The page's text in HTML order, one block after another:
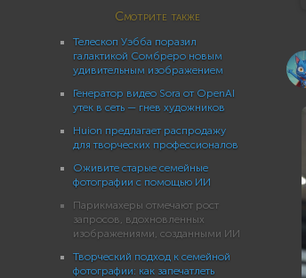
Смотрите также
Телескоп Уэбба поразил
галактикой Сомбреро новым
удивительным изображением
Генератор видео Sora от OpenAI
утек в сеть — гнев художников
Huion предлагает распродажу
для творческих профессионалов
Оживите старые семейные
фотографии с помощью ИИ
Парикмахеры отмечают рост
запросов, вдохновленных
изображениями, созданными ИИ
Творческий подход к семейной
фотографии: как запечатлеть